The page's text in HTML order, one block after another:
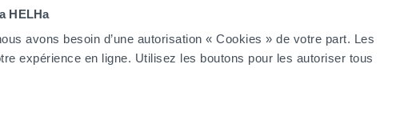
HELHa
avons besoin d’une autorisation « Cookies » de votre part. Les
expérience en ligne. Utilisez les boutons pour les autoriser tous
(Frinoise
Tout voir